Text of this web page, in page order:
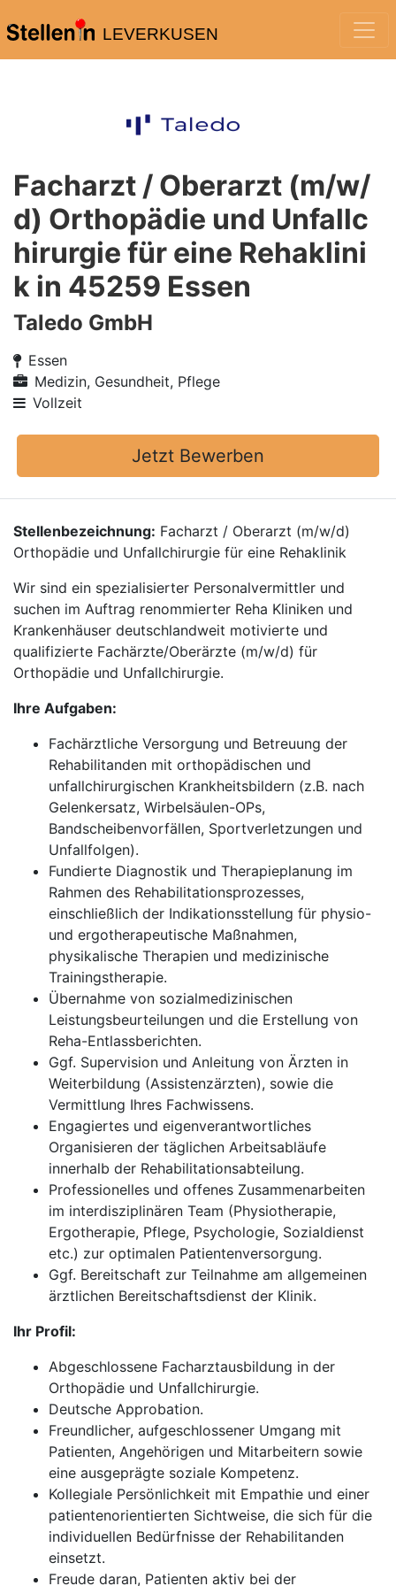
LEVERKUSEN
Facharzt / Oberarzt (m/w/
d) Orthopädie und Unfallc
hirurgie für eine Rehaklini
k in 45259 Essen
Taledo GmbH
Essen
Medizin, Gesundheit, Pflege
Vollzeit
Jetzt Bewerben
Stellenbezeichnung: Facharzt / Oberarzt (m/w/d)
Orthopädie und Unfallchirurgie für eine Rehaklinik
Wir sind ein spezialisierter Personalvermittler und
suchen im Auftrag renommierter Reha Kliniken und
Krankenhäuser deutschlandweit motivierte und
qualifizierte Fachärzte/Oberärzte (m/w/d) für
Orthopädie und Unfallchirurgie.
Ihre Aufgaben:
Fachärztliche Versorgung und Betreuung der
Rehabilitanden mit orthopädischen und
unfallchirurgischen Krankheitsbildern (z.B. nach
Gelenkersatz, Wirbelsäulen-OPs,
Bandscheibenvorfällen, Sportverletzungen und
Unfallfolgen).
Fundierte Diagnostik und Therapieplanung im
Rahmen des Rehabilitationsprozesses,
einschließlich der Indikationsstellung für physio-
und ergotherapeutische Maßnahmen,
physikalische Therapien und medizinische
Trainingstherapie.
Übernahme von sozialmedizinischen
Leistungsbeurteilungen und die Erstellung von
Reha-Entlassberichten.
Ggf. Supervision und Anleitung von Ärzten in
Weiterbildung (Assistenzärzten), sowie die
Vermittlung Ihres Fachwissens.
Engagiertes und eigenverantwortliches
Organisieren der täglichen Arbeitsabläufe
innerhalb der Rehabilitationsabteilung.
Professionelles und offenes Zusammenarbeiten
im interdisziplinären Team (Physiotherapie,
Ergotherapie, Pflege, Psychologie, Sozialdienst
etc.) zur optimalen Patientenversorgung.
Ggf. Bereitschaft zur Teilnahme am allgemeinen
ärztlichen Bereitschaftsdienst der Klinik.
Ihr Profil:
Abgeschlossene Facharztausbildung in der
Orthopädie und Unfallchirurgie.
Deutsche Approbation.
Freundlicher, aufgeschlossener Umgang mit
Patienten, Angehörigen und Mitarbeitern sowie
eine ausgeprägte soziale Kompetenz.
Kollegiale Persönlichkeit mit Empathie und einer
patientenorientierten Sichtweise, die sich für die
individuellen Bedürfnisse der Rehabilitanden
einsetzt.
Freude daran, Patienten aktiv bei der